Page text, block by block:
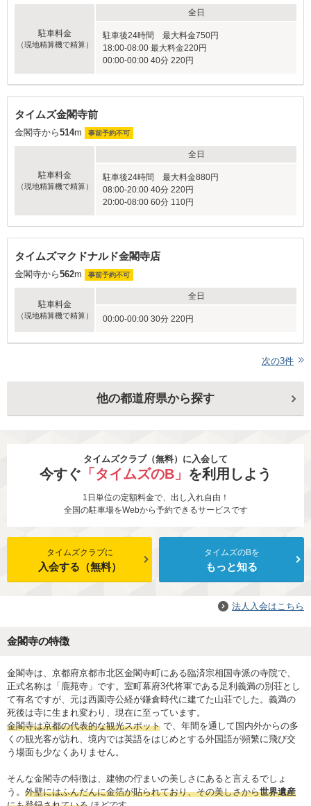
駐車料金
（現地精算機で精算）
全日
駐車後24時間 最大料金750円
18:00-08:00 最大料金220円
00:00-00:00 40分 220円
タイムズ金閣寺前
金閣寺から514m 事前予約不可
駐車料金
（現地精算機で精算）
全日
駐車後24時間 最大料金880円
08:00-20:00 40分 220円
20:00-08:00 60分 110円
タイムズマクドナルド金閣寺店
金閣寺から562m 事前予約不可
駐車料金
（現地精算機で精算）
全日
00:00-00:00 30分 220円
次の3件
他の都道府県から探す
タイムズクラブ（無料）に入会して
今すぐ 「タイムズのB」 を利用しよう
1日単位の定額料金で、出し入れ自由！
全国の駐車場をWebから予約できるサービスです
タイムズクラブに
入会する（無料）
タイムズのBを
もっと知る
法人入会はこちら
金閣寺の特徴
金閣寺は、京都府京都市北区金閣寺町にある臨済宗相国寺派の寺院で、
正式名称は「鹿苑寺」です。室町幕府3代将軍である足利義満の別荘とし
て有名ですが、元は西園寺公経が鎌倉時代に建てた山荘でした。義満の
死後は寺に生まれ変わり、現在に至っています。
金閣寺は京都の代表的な観光スポット で、年間を通して国内外からの多
くの観光客が訪れ、境内では英語をはじめとする外国語が頻繁に飛び交
う場面も少なくありません。
そんな金閣寺の特徴は、建物の佇まいの美しさにあると言えるでしょ
う。 外壁にはふんだんに金箔が貼られており、その美しさから世界遺産